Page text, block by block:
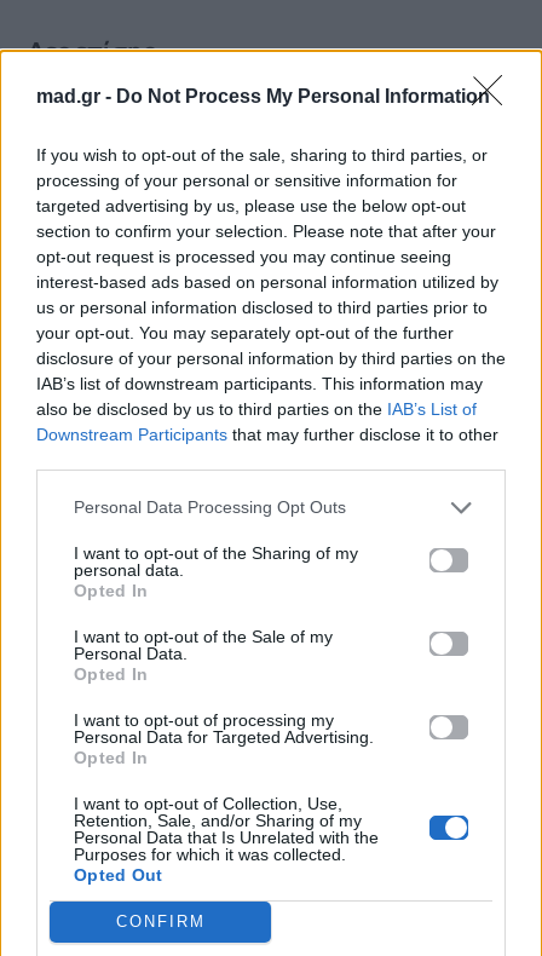
mad.gr - Do Not Process My Personal Information
If you wish to opt-out of the sale, sharing to third parties, or
processing of your personal or sensitive information for
targeted advertising by us, please use the below opt-out
section to confirm your selection. Please note that after your
opt-out request is processed you may continue seeing
interest-based ads based on personal information utilized by
us or personal information disclosed to third parties prior to
your opt-out. You may separately opt-out of the further
disclosure of your personal information by third parties on the
IAB’s list of downstream participants. This information may
also be disclosed by us to third parties on the IAB’s List of
Downstream Participants that may further disclose it to other
Personal Data Processing Opt Outs
I want to opt-out of the Sharing of my
personal data.
Opted In
I want to opt-out of the Sale of my
Personal Data.
Opted In
I want to opt-out of processing my
Personal Data for Targeted Advertising.
Opted In
I want to opt-out of Collection, Use,
Retention, Sale, and/or Sharing of my
Personal Data that Is Unrelated with the
Purposes for which it was collected.
Opted Out
CONFIRM
Δες επίσης
Cinema
Από το «Πυρετός το
Σαββατόβραδο» στη
δημοπρασία: Το
κοστούμι-σύμβολο του
John Travolta
08.08.2026
Cinema
«The Matrix 5»: Ο
Keanu Reeves
ετοιμάζεται να
επιστρέψει ως Neo στο
θρυλικό franchise
08.08.2026
Cinema
έναν άνθρωπο να ζει
μέσα σε billboard στο
Los Angeles;
07.08.2026
Cinema
αφίσα που «τρόμαξε»
το Λονδίνο
07.08.2026